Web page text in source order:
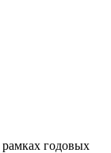
годовых